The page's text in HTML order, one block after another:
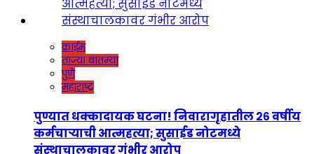
क्राईम
ताज्या बातम्या
पुणे
महाराष्ट्र
पुण्यात धक्कादायक घटना! निवारागृहातील २६ वर्षीय
कर्मचाऱ्याची आत्महत्या; सुसाईड नोटमध्ये
संस्थाचालकावर गंभीर आरोप